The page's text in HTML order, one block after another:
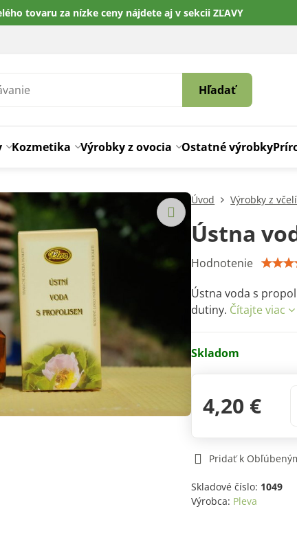
tovaru za nízke ceny nájdete aj v sekcii ZĽAVY
Hľadať
Kozmetika Výrobky z ovocia Ostatné výrobky
Úvod Výrobky z
Ústna
Hodnotenie
Ústna voda s
dutiny. Čítajte viac
Skladom
4,20 €
Pridať k
Skladové číslo: 1049
Výrobca: Pleva